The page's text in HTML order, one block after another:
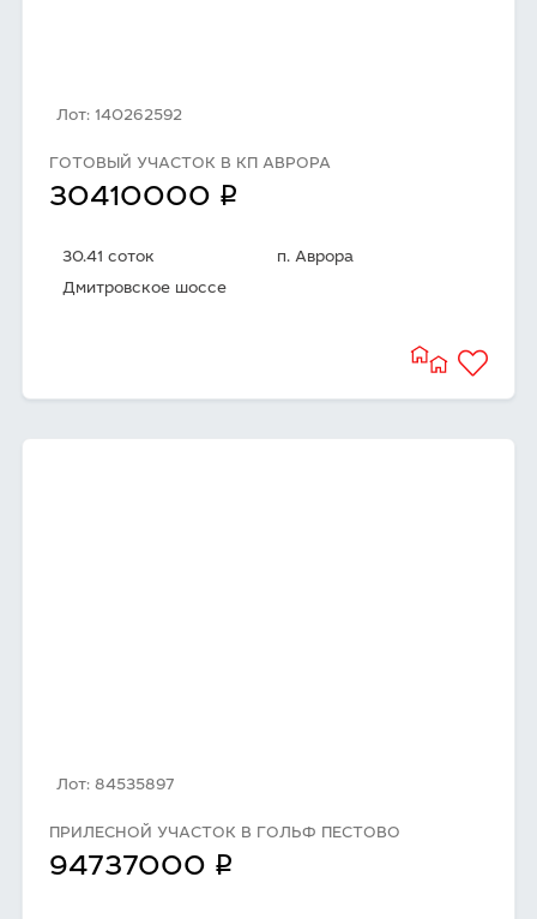
Лот: 140262592
ГОТОВЫЙ УЧАСТОК В КП АВРОРА
30410000 q
30.41 соток
п. Аврора
Дмитровское шоссе
Лот: 84535897
ПРИЛЕСНОЙ УЧАСТОК В ГОЛЬФ ПЕСТОВО
94737000 q